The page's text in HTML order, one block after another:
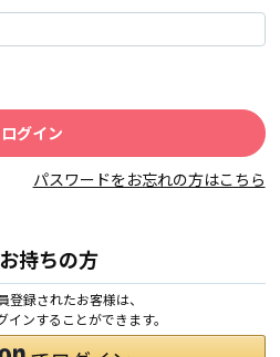
パスワードをお忘れの方はこちら
持ちの方
録されたお客様は、
ンすることができます。